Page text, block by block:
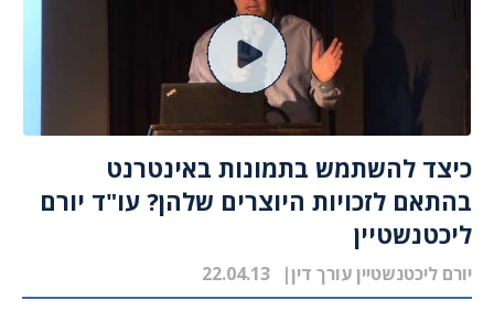
כיצד להשתמש בתמונות באינטרנט
בהתאם לזכויות היוצרים שלהן? עו"ד יורם
ליכטנשטיין
יורם ליכטנשטיין עורך דין 22.04.13